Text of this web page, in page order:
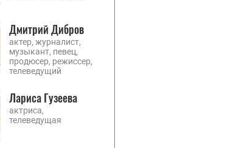
Дмитрий Дибров
актер, журналист,
музыкант, певец,
продюсер, режиссер,
телеведущий
Лариса Гузеева
актриса,
телеведущая